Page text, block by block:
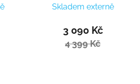
Xenon Arctic 80 Trinity
Skladem externě
3 090 Kč
4 399 Kč